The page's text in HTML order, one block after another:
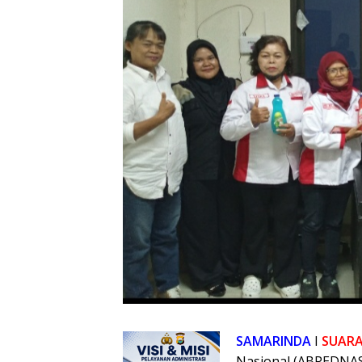
SAMARINDA I